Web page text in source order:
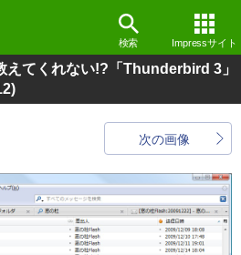
検索 Impressサイト
えてくれない!?「Thunderbird 3」
次の画像